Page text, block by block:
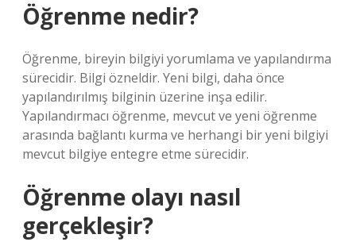
Öğrenme nedir?
Öğrenme, bireyin bilgiyi yorumlama ve yapılandırma
sürecidir. Bilgi özneldir. Yeni bilgi, daha önce
yapılandırılmış bilginin üzerine inşa edilir.
Yapılandırmacı öğrenme, mevcut ve yeni öğrenme
arasında bağlantı kurma ve herhangi bir yeni bilgiyi
mevcut bilgiye entegre etme sürecidir.
Öğrenme olayı nasıl
gerçekleşir?